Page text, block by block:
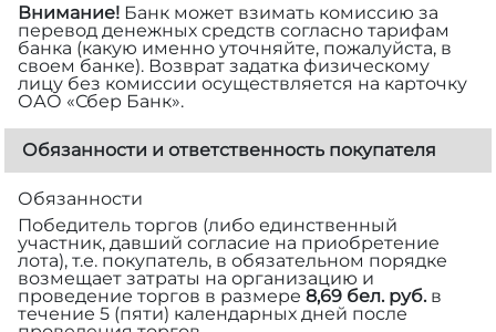
Внимание! Банк может взимать комиссию за
перевод денежных средств согласно тарифам
банка (какую именно уточняйте, пожалуйста, в
своем банке). Возврат задатка физическому
лицу без комиссии осуществляется на карточку
ОАО «Сбер Банк».
Обязанности и ответственность покупателя
Обязанности
Победитель торгов (либо единственный
участник, давший согласие на приобретение
лота), т.е. покупатель, в обязательном порядке
возмещает затраты на организацию и
проведение торгов в размере 8,69 бел. руб.в
течение 5 (пяти) календарных дней после